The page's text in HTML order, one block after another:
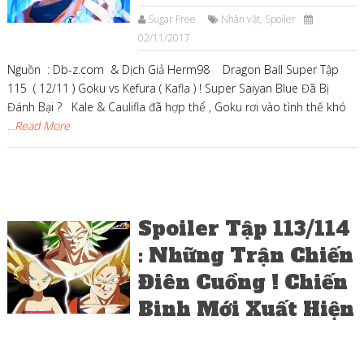
Sugar Free Nhân vật, Spoiler
02/11/2017
Nguồn : Db-z.com & Dịch Giả Herm98 Dragon Ball Super Tập
115 ( 12/11 ) Goku vs Kefura ( Kafla ) ! Super Saiyan Blue Đã Bị
Đánh Bại ? Kale & Caulifla đã hợp thể , Goku rơi vào tình thế khó
...Read More
Spoiler Tập 113/114
: Những Trận Chiến
Điên Cuồng ! Chiến
Binh Mới Xuất Hiện